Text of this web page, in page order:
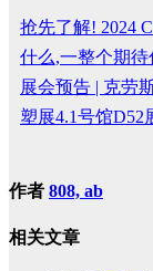
抢先了解! 2024
什么,一整个期
展会预告 | 克劳
塑展4.1号馆D52
作者 808, ab
相关文章